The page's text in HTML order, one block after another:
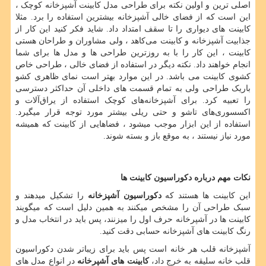
اصلی ترین و اولین نکته برای طراحی مدل کابینت آشپزخانه کوچک ،
این است که از فضای خالی آشپزخانه بیشترین استفاده را برد. مثلا
کابینت های دیواری را تا سقف امتداد داد. شاید فکر کنید این کار از
جذابیت آشپزخانه و کابینت می‌کاهد ، ولی مشاوران و طراحان هستی
کابینت ، این کار را با به روزترین طراحی‌ ها و مدل ‌ها برای شما
انجام خواهند داد. نکته دیگر در استفاده از فضای خالی ، طراحی خاص
کشوی کابینت می ‌باشد. در این موارد بهتر است نمای ظاهری کشو
باریک طراحی ولی به تمام قسمت های داخلی آن حداکثر دسترسی
را تعبیه کرد. برای آشپزخانه‌های کوچک استفاده از یراق‌آلات و
اکسسوری‌های تاشو و حتی ریلی بیشتر مورد توجه قرار میگیرد.
استفاده از این ابزار موجب میشود ، فضاهایی از کابینت که همیشه
مورد نیاز نیستند ، به موقع باز و بسته شوند.
نکات مهم درباره دکوراسیون کابینت ها
این کابینت ها هستند کهدکوراسیون آشپزخانه را تشکیل میدهند و
سبک طراحی آن را مشخص میکنند به همین دلیل است که میگویند
کابینت ها در آشپرخانه حرف اول را میزنند، پس باید در انتخاب مدل و
رنگ کابینت های آشپزخانه حسابی دقت کنید.
آشپزخانه قلب هر خانه است پس باید برای زیباتر شدن دکوراسیون
قلب خانه سلیقه به خرج داد،کابینت های آشپرخانه در انواع مدل های